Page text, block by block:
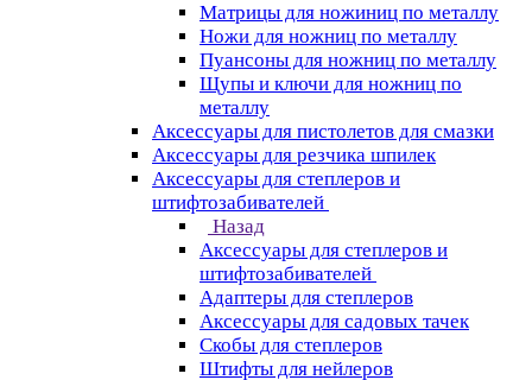
Матрицы для ножиниц по металлу
Ножи для ножниц по металлу
Пуансоны для ножниц по металлу
Щупы и ключи для ножниц по
металлу
Аксессуары для пистолетов для смазки
Аксессуары для резчика шпилек
Аксессуары для степлеров и
штифтозабивателей
Назад
Аксессуары для степлеров и
штифтозабивателей
Адаптеры для степлеров
Аксессуары для садовых тачек
Скобы для степлеров
Штифты для нейлеров